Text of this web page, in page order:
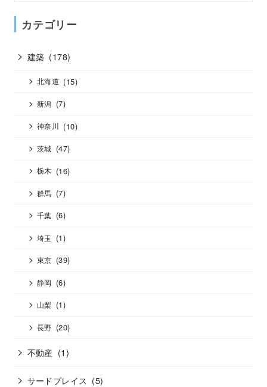
カテゴリー
建築 (178)
北海道 (15)
新潟 (7)
神奈川 (10)
茨城 (47)
栃木 (16)
群馬 (7)
千葉 (6)
埼玉 (1)
東京 (39)
静岡 (6)
山梨 (1)
長野 (20)
不動産 (1)
サードプレイス (5)